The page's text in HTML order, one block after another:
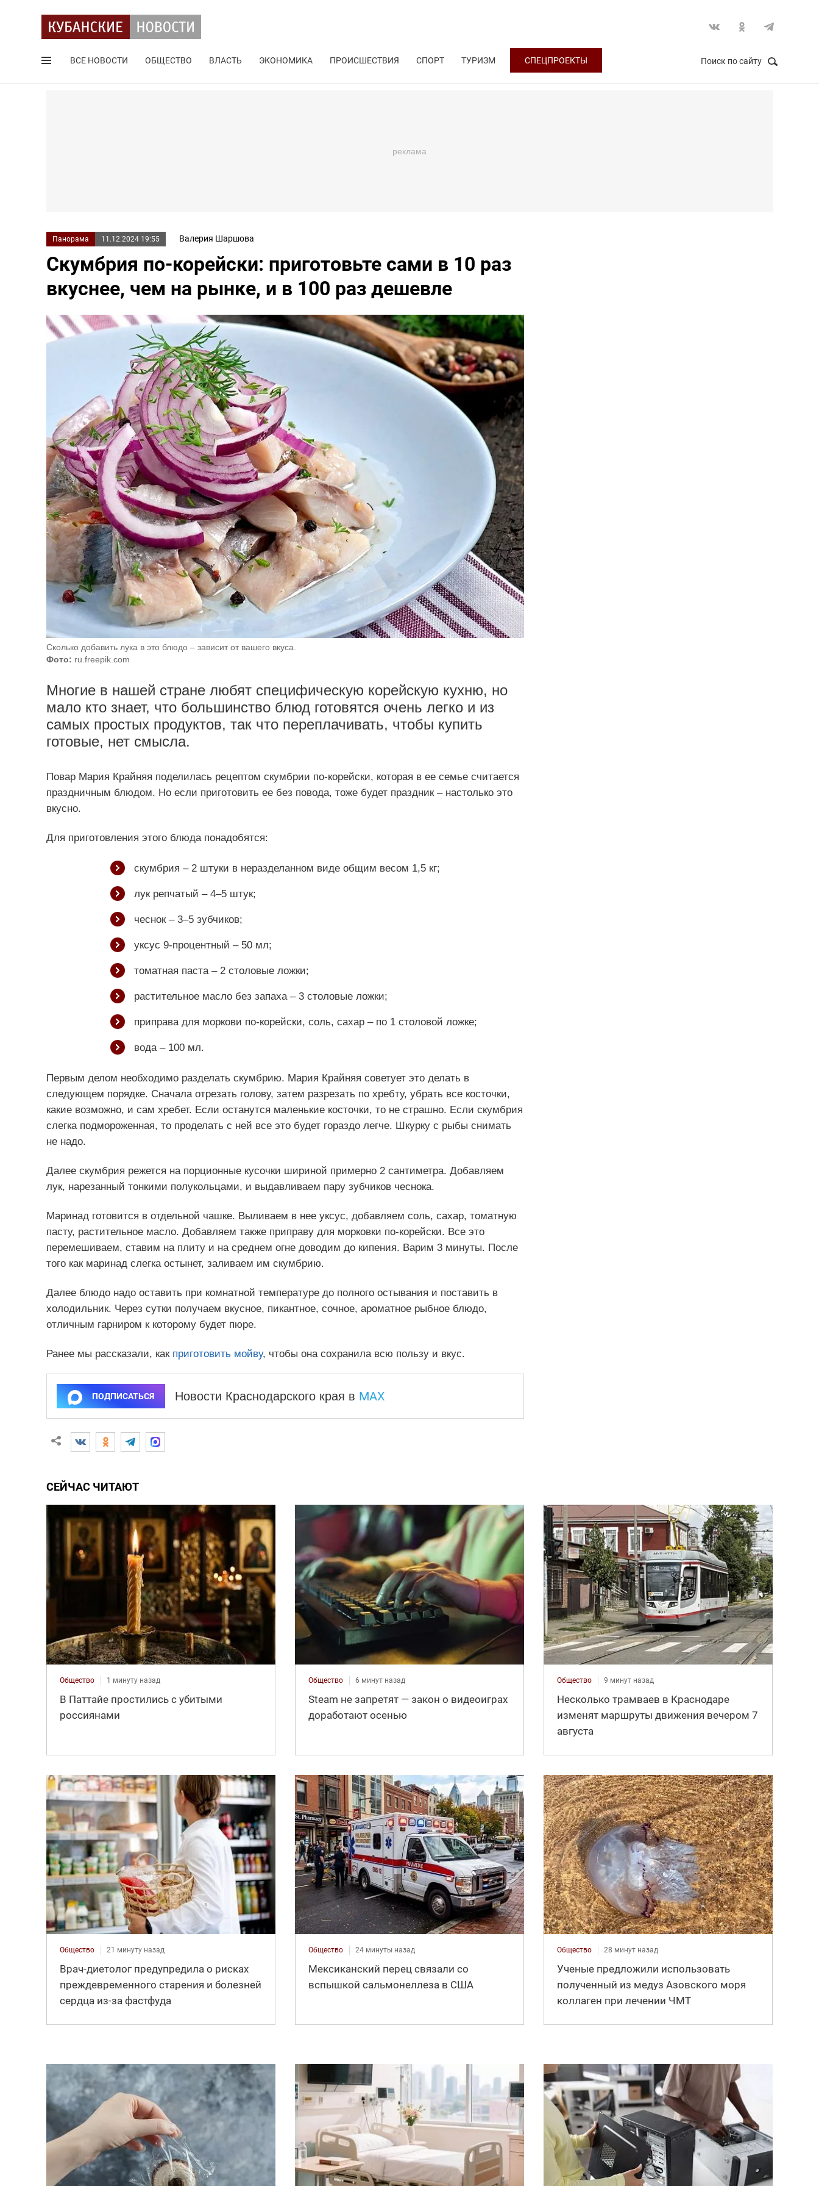
ВСЕ НОВОСТИ ОБЩЕСТВО ВЛАСТЬ ЭКОНОМИКА ПРОИСШЕСТВИЯ СПОРТ ТУРИЗМ СПЕЦПРОЕКТЫ Поиск по сайту
Панорама 11.12.2024 19:55 Валерия Шаршова
Скумбрия по-корейски: приготовьте сами в 10 раз
вкуснее, чем на рынке, и в 100 раз дешевле
Сколько добавить лука в это блюдо – зависит от вашего вкуса.
Фото: ru.freepik.com
Многие в нашей стране любят специфическую корейскую кухню, но
мало кто знает, что большинство блюд готовятся очень легко и из
самых простых продуктов, так что переплачивать, чтобы купить
готовые, нет смысла.
Повар Мария Крайняя поделилась рецептом скумбрии по-корейски, которая в ее семье считается
праздничным блюдом. Но если приготовить ее без повода, тоже будет праздник – настолько это
вкусно.
Для приготовления этого блюда понадобятся:
скумбрия – 2 штуки в неразделанном виде общим весом 1,5 кг;
лук репчатый – 4–5 штук;
чеснок – 3–5 зубчиков;
уксус 9-процентный – 50 мл;
томатная паста – 2 столовые ложки;
растительное масло без запаха – 3 столовые ложки;
приправа для моркови по-корейски, соль, сахар – по 1 столовой ложке;
вода – 100 мл.
Первым делом необходимо разделать скумбрию. Мария Крайняя советует это делать в
следующем порядке. Сначала отрезать голову, затем разрезать по хребту, убрать все косточки,
какие возможно, и сам хребет. Если останутся маленькие косточки, то не страшно. Если скумбрия
слегка подмороженная, то проделать с ней все это будет гораздо легче. Шкурку с рыбы снимать
не надо.
Далее скумбрия режется на порционные кусочки шириной примерно 2 сантиметра. Добавляем
лук, нарезанный тонкими полукольцами, и выдавливаем пару зубчиков чеснока.
Маринад готовится в отдельной чашке. Выливаем в нее уксус, добавляем соль, сахар, томатную
пасту, растительное масло. Добавляем также приправу для морковки по-корейски. Все это
перемешиваем, ставим на плиту и на среднем огне доводим до кипения. Варим 3 минуты. После
того как маринад слегка остынет, заливаем им скумбрию.
Далее блюдо надо оставить при комнатной температуре до полного остывания и поставить в
холодильник. Через сутки получаем вкусное, пикантное, сочное, ароматное рыбное блюдо,
отличным гарниром к которому будет пюре.
Ранее мы рассказали, как приготовить мойву, чтобы она сохранила всю пользу и вкус.
ПОДПИСАТЬСЯ Новости Краснодарского края в MAX
СЕЙЧАС ЧИТАЮТ
Общество 1 минуту назад
В Паттайе простились с убитыми
россиянами
Общество 6 минут назад
Steam не запретят — закон о видеоиграх
доработают осенью
Общество 9 минут назад
Несколько трамваев в Краснодаре
изменят маршруты движения вечером 7
августа
Общество 21 минуту назад
Врач-диетолог предупредила о рисках
преждевременного старения и болезней
сердца из-за фастфуда
Общество 24 минуты назад
Мексиканский перец связали со
вспышкой сальмонеллеза в США
Общество 28 минут назад
Ученые предложили использовать
полученный из медуз Азовского моря
коллаген при лечении ЧМТ